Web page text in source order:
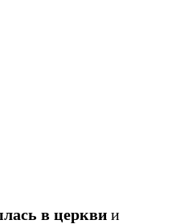
в церкви и